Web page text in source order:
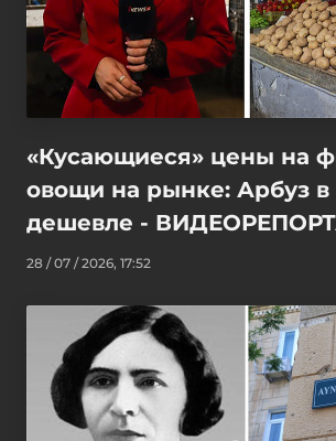
«Кусающиеся» цены на
овощи на рынке: Арбуз в
дешевле -
28 / 07 / 2026, 17:52